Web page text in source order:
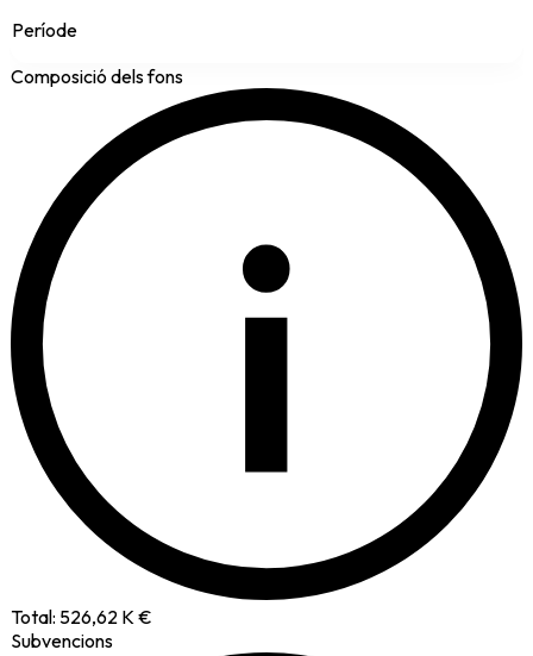
Període
Composició dels fons
i
Total: 526,62 K €
Subvencions